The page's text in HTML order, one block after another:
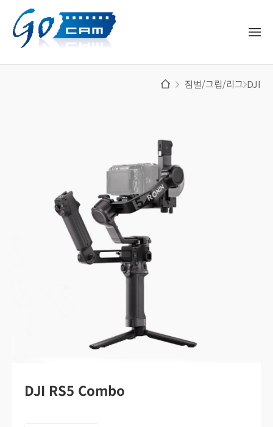
짐벌/그립/리그 DJI
DJI RS5 Combo